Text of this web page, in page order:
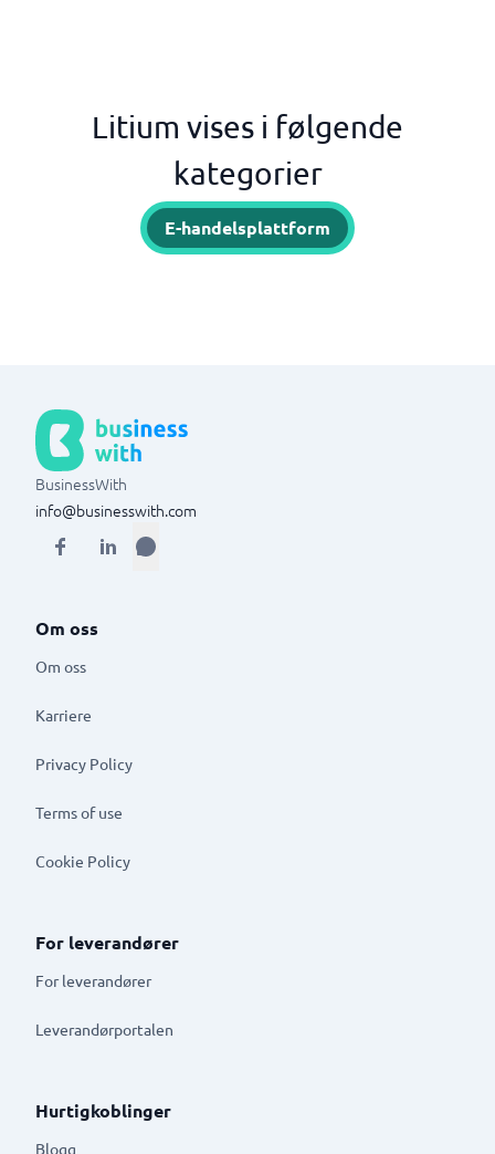
Litium vises i følgende
kategorier
E-handelsplattform
BusinessWith
info@businesswith.com
Om oss
Om oss
Karriere
Privacy Policy
Terms of use
Cookie Policy
For leverandører
For leverandører
Leverandørportalen
Hurtigkoblinger
Blogg